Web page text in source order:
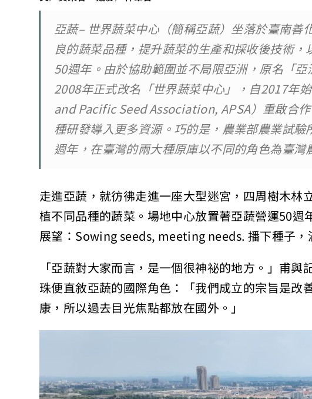
亞蔬– 世界蔬菜中心（簡稱亞蔬）坐落於臺南
良的蔬菜品種，提升蔬菜的生產和採收後技術
50週年。由於協助範圍並不局限亞洲，原名「
2008年正式改名「世界蔬菜中心」，自2017年
and Pacific Seed Association, APSA）重啟合
種研發導入更多資源。巧的是，農業部農業試
週年，在臺灣的兩大種原庫以不同的角色為臺
走進亞蔬，就彷彿走進一座大型迷宮，四周樹木
植不同品種的蔬菜。場地中心放置著亞蔬營運50
展望：Sowing seeds, meeting needs. 播下種子，
「亞蔬對大家而言，是一個很神祕的地方。」甫
珠便直敘亞蔬的國際角色：「我們成立的宗旨是
康，所以過去目光焦點都放在國外。」